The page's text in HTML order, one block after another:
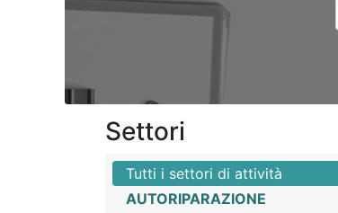
Settori
Tutti i settori di attività
AUTORIPARAZIONE